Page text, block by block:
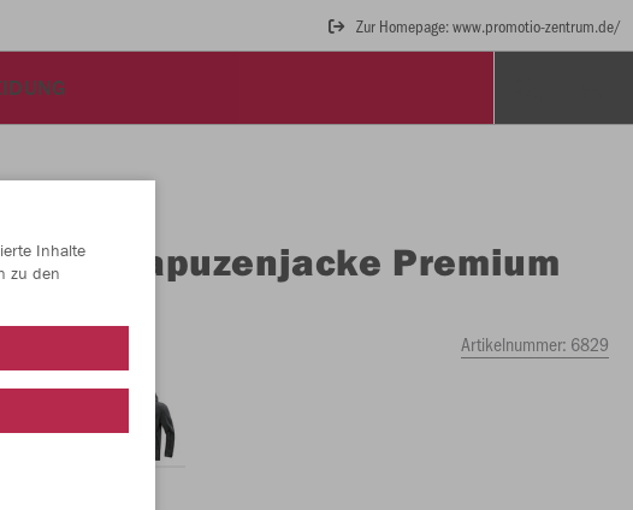
Zur Homepage: www.promotio-zentrum.de/
JAKO
Kapuzenjacke Premium
Artikelnummer: 6829
Inhalte
zu den